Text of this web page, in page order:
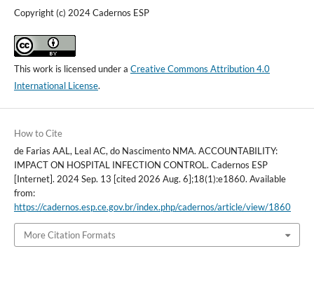
Copyright (c) 2024 Cadernos ESP
This work is licensed under a Creative Commons Attribution 4.0
International License.
How to Cite
de Farias AAL, Leal AC, do Nascimento NMA. ACCOUNTABILITY:
IMPACT ON HOSPITAL INFECTION CONTROL. Cadernos ESP
[Internet]. 2024 Sep. 13 [cited 2026 Aug. 6];18(1):e1860. Available
from:
https://cadernos.esp.ce.gov.br/index.php/cadernos/article/view/1860
More Citation Formats